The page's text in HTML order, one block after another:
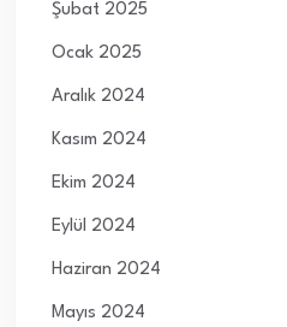
Şubat 2025
Ocak 2025
Aralık 2024
Kasım 2024
Ekim 2024
Eylül 2024
Haziran 2024
Mayıs 2024